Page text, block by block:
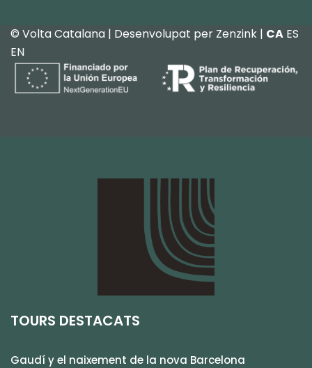
© Volta Catalana | Desenvolupat per Zenzink | CA ES
EN
TOURS DESTACATS
Gaudí y el naixement de la nova Barcelona